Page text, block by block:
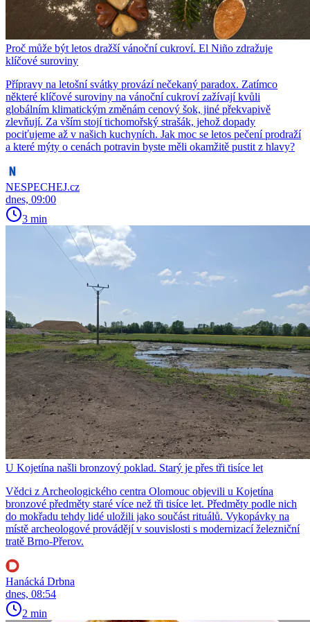
Proč může být letos dražší vánoční cukroví. El Niño zdražuje
klíčové suroviny
Přípravy na letošní svátky provází nečekaný paradox. Zatímco
některé klíčové suroviny na vánoční cukroví zažívají kvůli
globálním klimatickým změnám cenový šok, jiné překvapivě
zlevňují. Za vším stojí tichomořský strašák, jehož dopady
pociťujeme až v našich kuchyních. Jak moc se letos pečení prodraží
a které mýty o cenách potravin byste měli okamžitě pustit z hlavy?
NESPECHEJ.cz
dnes, 09:00
3 min
U Kojetína našli bronzový poklad. Starý je přes tři tisíce let
Vědci z Archeologického centra Olomouc objevili u Kojetína
bronzové předměty staré více než tři tisíce let. Předměty podle nich
do mokřadu tehdy lidé uložili jako součást rituálů. Vykopávky na
místě archeologové provádějí v souvislosti s modernizací železniční
tratě Brno-Přerov.
Hanácká Drbna
dnes, 08:54
2 min